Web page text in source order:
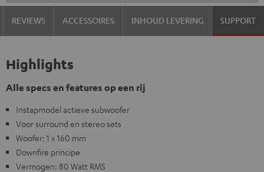
REVIEWS ACCESSOIRES INHOUD LEVERING SUPPORT
Highlights
Alle specs en features op een rij
Instapmodel actieve subwoofer
Voor surround en stereo sets
Woofer: 1 x 160 mm
Downfire principe
Vermogen: 80 Watt RMS